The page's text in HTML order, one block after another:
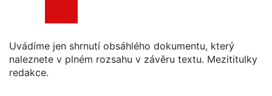
Uvádíme jen shrnutí obsáhlého dokumentu, který
naleznete v plném rozsahu v závěru textu. Mezititulky
redakce.